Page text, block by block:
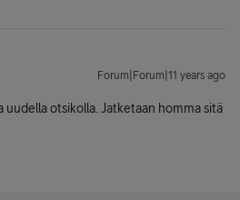
Forum|Forum|11 years ago
otsikolla. Jatketaan homma sitä